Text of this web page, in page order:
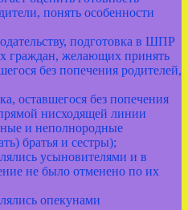
понять особенности
подготовка в ШПР
граждан, желающих принять
без попечения родителей,
оставшегося без попечения
нисходящей линии
и неполнородные
братья и сестры);
усыновителями и в
не было отменено по их
опекунами